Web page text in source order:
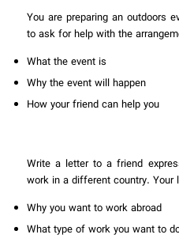
You are preparing an outdoors
to ask for help with the
What the event is
Why the event will happen
How your friend can help you
Write a letter to a friend
work in a different country. Your
Why you want to work abroad
What type of work you want to